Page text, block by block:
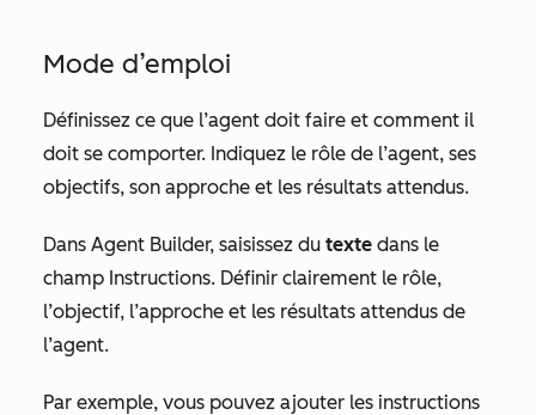
Mode d’emploi
Définissez ce que l’agent doit faire et comment il
doit se comporter. Indiquez le rôle de l’agent, ses
objectifs, son approche et les résultats attendus.
Dans Agent Builder, saisissez du texte dans le
champ Instructions. Définir clairement le rôle,
l’objectif, l’approche et les résultats attendus de
l’agent.
Par exemple, vous pouvez ajouter les instructions